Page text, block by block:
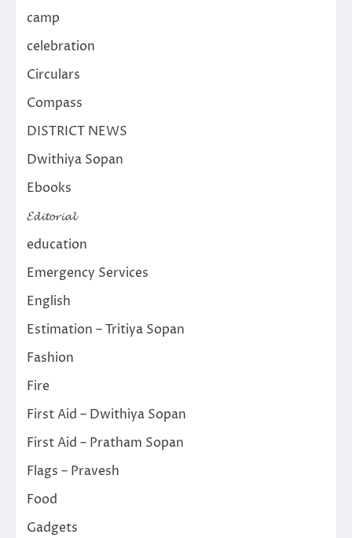
camp
celebration
Circulars
Compass
DISTRICT NEWS
Dwithiya Sopan
Ebooks
𝓔𝓭𝓲𝓽𝓸𝓻𝓲𝓪𝓵
education
Emergency Services
English
Estimation – Tritiya Sopan
Fashion
Fire
First Aid – Dwithiya Sopan
First Aid – Pratham Sopan
Flags – Pravesh
Food
Gadgets